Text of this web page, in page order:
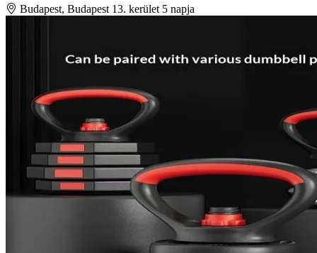
Budapest, Budapest 13. kerület 5 napja